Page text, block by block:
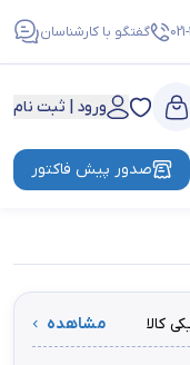
گفتگو با کارشناسان
ورود | ثبت نام
صدور پیش فاکتور
کالا مشاهده